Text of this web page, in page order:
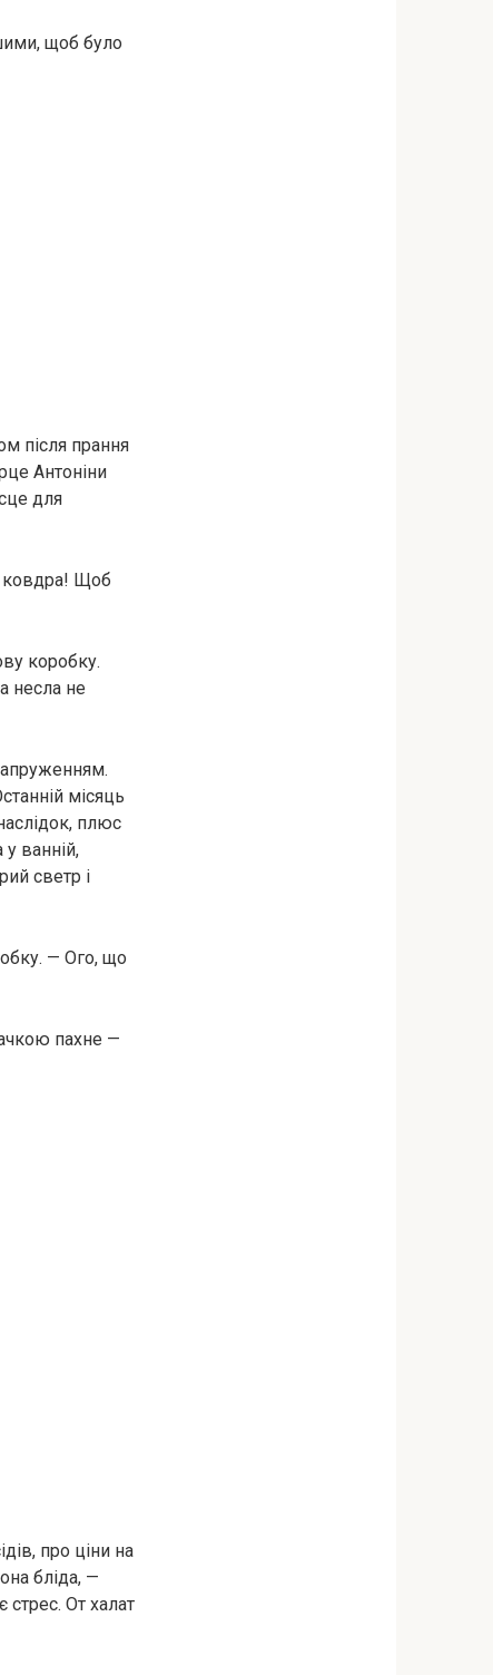
щоб було
після прання
Антоніни
для
ковдра! Щоб
коробку.
несла не
місяць
плюс
у ванній,
светр і
— Ого, що
пахне —
про ціни на
бліда, —
стрес. От халат